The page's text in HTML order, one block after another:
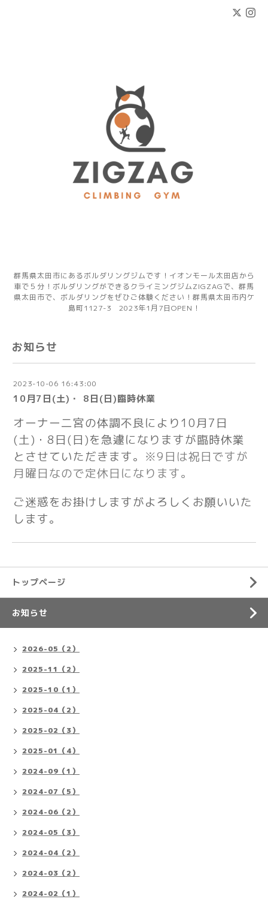
群馬県太田市にあるボルダリングジムです！イオンモール太田店から
車で５分！ボルダリングができるクライミングジムZIGZAGで、群馬
県太田市で、ボルダリングをぜひご体験ください！群馬県太田市内ケ
島町1127-3 2023年1月7日OPEN！
お知らせ
2023-10-06 16:43:00
10月7日(土)・ 8日(日)臨時休業
オーナー二宮の体調不良により10月7日
(土)・8日(日)を急遽になりますが臨時休業
とさせていただきます。 ※9日は祝日ですが
月曜日なので定休日になります。
ご迷惑をお掛けしますがよろしくお願いいた
します。
トップページ
お知らせ
2026-05（2）
2025-11（2）
2025-10（1）
2025-04（2）
2025-02（3）
2025-01（4）
2024-09（1）
2024-07（5）
2024-06（2）
2024-05（3）
2024-04（2）
2024-03（2）
2024-02（1）